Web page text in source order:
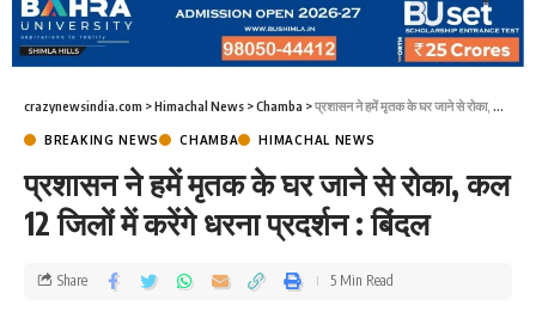
crazynewsindia.com >Himachal News >Chamba >प्रशासन ने हमें मृतक के घर जाने से रोका, कल 12 जिलों में करेंगे धरना प्रदर्शन : बिंदल
BREAKING NEWS CHAMBA HIMACHAL NEWS
प्रशासन ने हमें मृतक के घर जाने से रोका, कल
12 जिलों में करेंगे धरना प्रदर्शन : बिंदल
Share 5 Min Read